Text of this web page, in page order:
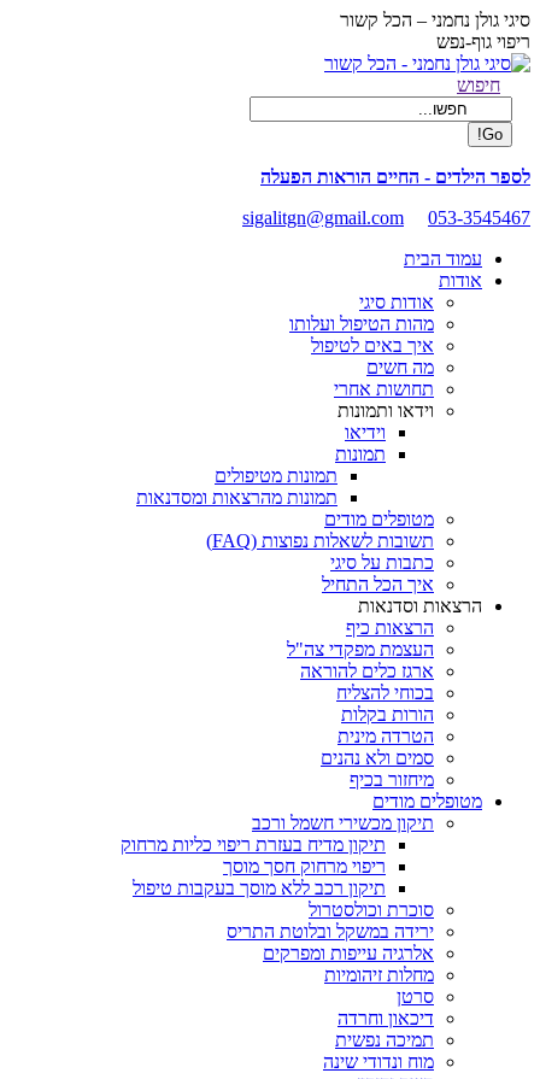
Skip
to
content
סיגי גולן נחמני – הכל קשור
ריפוי גוף-נפש
Facebook
opens
new
window
Search:
חיפוש
לספר הילדים - החיים הוראות הפעלה
sigalitgn@gmail.com
053-3545467
עמוד הבית
אודות
אודות סיגי
מהות הטיפול ועלותו
איך באים לטיפול
מה חשים
תחושות אחרי
וידאו ותמונות
וידיאו
תמונות
תמונות מטיפולים
תמונות מהרצאות ומסדנאות
מטופלים מודים
תשובות לשאלות נפוצות (FAQ)
כתבות על סיגי
איך הכל התחיל
הרצאות וסדנאות
הרצאות כיף
העצמת מפקדי צה"ל
ארגז כלים להוראה
בכוחי להצליח
הורות בקלות
הטרדה מינית
סמים ולא נהנים
מיחזור בכיף
מטופלים מודים
תיקון מכשירי חשמל ורכב
תיקון מדיח בעזרת ריפוי כליות מרחוק
ריפוי מרחוק חסך מוסך
תיקון רכב ללא מוסך בעקבות טיפול
סוכרת וכולסטרול
ירידה במשקל ובלוטת התריס
אלרגיה עייפות ומפרקים
מחלות זיהומיות
סרטן
דיכאון וחרדה
תמיכה נפשית
מוח ונדודי שינה